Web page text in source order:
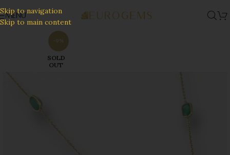
Skip to navigation
Skip to main content
MENU
-9%
SOLD
OUT